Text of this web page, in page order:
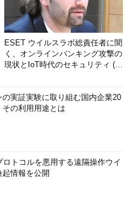
ESET ウイルスラボ総責任者に聞
く、オンラインバンキング攻撃の
現状とIoT時代のセキュリティ (1/
実証実験に取り組む国内企業20
の利用用途とは
ロトコルを悪用する遠隔操作ウイ
情報を公開